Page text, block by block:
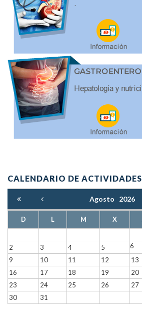
CALENDARIO DE ACTIVIDADES
Agosto 2026
D L M X
2
3 4 5 6
9
10 11 12 13
16
17 18 19 20
23
24 25 26 27
30
31